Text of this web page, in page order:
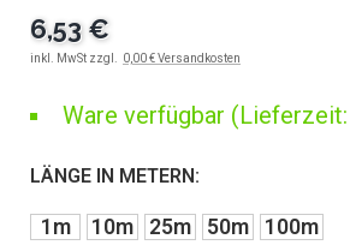
6,53 €
inkl. MwSt zzgl. 0,00 € Versandkosten
Ware verfügbar
LÄNGE IN METERN:
1m 10m 25m 50m 100m